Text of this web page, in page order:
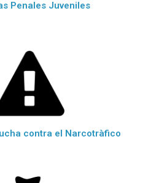
Penales Juveniles
contra el Narcotràfico